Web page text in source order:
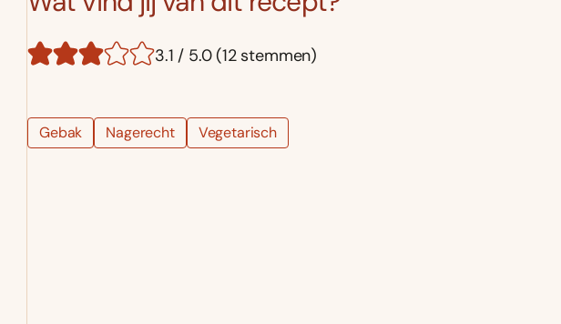
3.1 / 5.0 (12 stemmen)
Gebak Nagerecht Vegetarisch